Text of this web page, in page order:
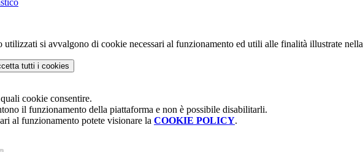
utilizzati si avvalgono di cookie necessari al funzionamento ed utili alle finalità illustrate nella
tutti i cookies
cookie consentire.
il funzionamento della piattaforma e non è possibile disabilitarli.
al funzionamento potete visionare la COOKIE POLICY.